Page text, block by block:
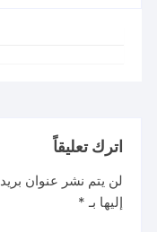
اترك تعليقاً
لن يتم نشر عنوان
إليها بـ *